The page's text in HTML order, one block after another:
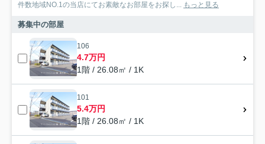
件数地域NO.1の当店にてお素敵なお部屋をお探し... もっと見る
募集中の部屋
106
4.7万円
1階 / 26.08㎡ / 1K
101
5.4万円
1階 / 26.08㎡ / 1K